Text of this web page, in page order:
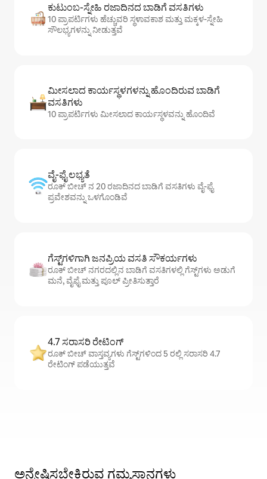
ಕುಟುಂಬ-ಸ್ನೇಹಿ ರಜಾದಿನದ ಬಾಡಿಗೆ ವಸತಿಗಳು
10 ಪ್ರಾಪರ್ಟಿಗಳು ಹೆಚ್ಚುವರಿ ಸ್ಥಳಾವಕಾಶ ಮತ್ತು ಮಕ್ಕಳ-ಸ್ನೇಹಿ
ಸೌಲಭ್ಯಗಳನ್ನು ನೀಡುತ್ತವೆ
ಮೀಸಲಾದ ಕಾರ್ಯಸ್ಥಳಗಳನ್ನು ಹೊಂದಿರುವ ಬಾಡಿಗೆ
ವಸತಿಗಳು
10 ಪ್ರಾಪರ್ಟಿಗಳು ಮೀಸಲಾದ ಕಾರ್ಯಸ್ಥಳವನ್ನು ಹೊಂದಿವೆ
ವೈ-ಫೈ ಲಭ್ಯತೆ
ರೂಕ್ ಬೀಚ್ ನ 20 ರಜಾದಿನದ ಬಾಡಿಗೆ ವಸತಿಗಳು ವೈ-ಫೈ
ಪ್ರವೇಶವನ್ನು ಒಳಗೊಂಡಿವೆ
ಗೆಸ್ಟ್‌ಗಳಿಗಾಗಿ ಜನಪ್ರಿಯ ವಸತಿ ಸೌಕರ್ಯಗಳು
ರೂಕ್ ಬೀಚ್ ನಗರದಲ್ಲಿನ ಬಾಡಿಗೆ ವಸತಿಗಳಲ್ಲಿ ಗೆಸ್ಟ್‌ಗಳು ಅಡುಗೆ
ಮನೆ, ವೈಫೈ ಮತ್ತು ಪೂಲ್ ಪ್ರೀತಿಸುತ್ತಾರೆ
4.7 ಸರಾಸರಿ ರೇಟಿಂಗ್
ರೂಕ್ ಬೀಚ್ ವಾಸ್ತವ್ಯಗಳು ಗೆಸ್ಟ್‌ಗಳಿಂದ 5 ರಲ್ಲಿ ಸರಾಸರಿ 4.7
ರೇಟಿಂಗ್ ಪಡೆಯುತ್ತವೆ
ಅನ್ವೇಷಿಸಬೇಕಿರುವ ಗಮ್ಯಸ್ಥಾನಗಳು